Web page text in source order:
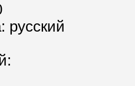
русский